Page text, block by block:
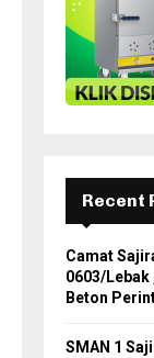
Recent
Camat
0603/
Beton
SMAN 1